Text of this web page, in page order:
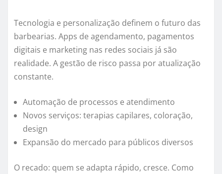
Tecnologia e personalização definem o futuro das
barbearias. Apps de agendamento, pagamentos
digitais e marketing nas redes sociais já são
realidade. A gestão de risco passa por atualização
constante.
Automação de processos e atendimento
Novos serviços: terapias capilares, coloração,
design
Expansão do mercado para públicos diversos
O recado: quem se adapta rápido, cresce. Como